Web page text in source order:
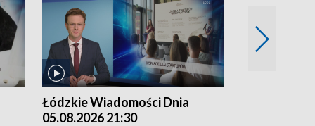
Łódzkie Wiadomości Dnia
05.08.2026 21:30